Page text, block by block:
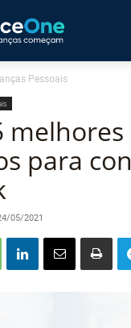
Pessoais
melhores
para
05/2021